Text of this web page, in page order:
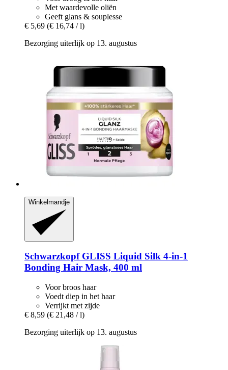
Met waardevolle oliën
Geeft glans & souplesse
€ 5,69 (€ 16,74 / l)
Bezorging uiterlijk op 13. augustus
Winkelmandje
SchwarzkopfGLISS Liquid Silk 4-​in-​1
Bonding Hair Mask, 400 ml
Voor broos haar
Voedt diep in het haar
Verrijkt met zijde
€ 8,59 (€ 21,48 / l)
Bezorging uiterlijk op 13. augustus